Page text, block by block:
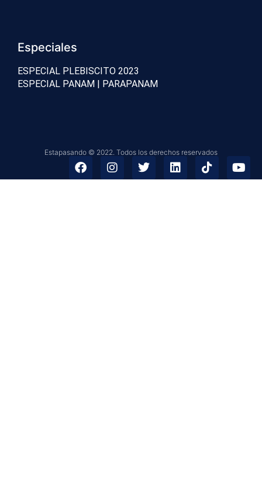
Especiales
ESPECIAL PLEBISCITO 2023
ESPECIAL PANAM | PARAPANAM
Estapasando © 2022. Todos los derechos reservados